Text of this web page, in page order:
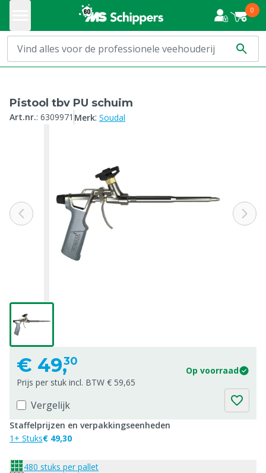
0
Pistool tbv PU schuim
Art.nr.: 6309971 Merk: Soudal
€ 49,30
Op voorraad
Prijs per stuk incl. BTW € 59,65
Vergelijk
Staffelprijzen en verpakkingseenheden
1+ Stuks€ 49,30
480 stuks per pallet